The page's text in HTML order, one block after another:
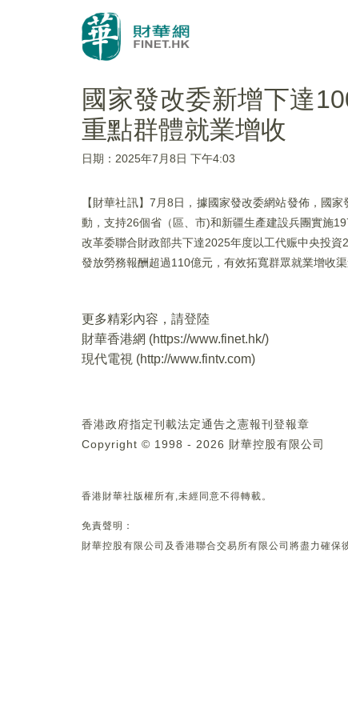
國家發改委新增下達
重點群體就業增收
日期：2025年7月8日 下午4:03
【財華社訊】7月8日，據國家發改委網站發佈，國
動，支持26個省（區、市)和新疆生產建設兵團實施
改革委聯合財政部共下達2025年度以工代赈中央投
發放勞務報酬超過110億元，有效拓寬群眾就業增收渠
更多精彩內容，請登陸
財華香港網 (https://www.finet.hk/)
現代電視 (http://www.fintv.com)
香港政府指定刊載法定通告之憲報刊登報章
Copyright © 1998 - 2026 財華控股有限公司
香港財華社版權所有,未經同意不得轉載。
免責聲明：
財華控股有限公司及香港聯合交易所有限公司將盡力確保